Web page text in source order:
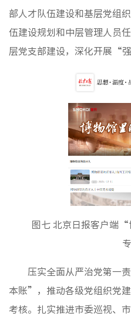
部人才队伍建设和基层党组
伍建设规划和中层管理人员
层党支部建设，深化开展“
图七 北京日报客户端
压实全面从严治党第一
本账”，推动各级党组织党
考核。扎实推进市委巡视、